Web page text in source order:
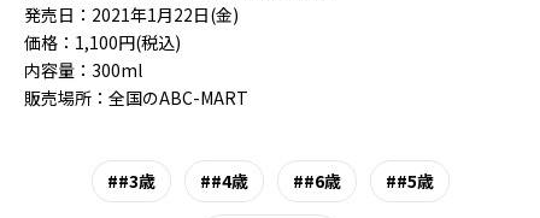
発売日：2021年1月22日(金)
価格：1,100円(税込)
内容量：300ml
販売場所：全国のABC-MART
#3歳 #4歳 #6歳 #5歳